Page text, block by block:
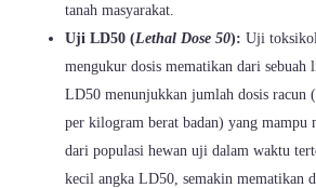
tanah masyarakat.
Uji LD50 (Lethal Dose 50): Uji
mengukur dosis mematikan dari sebuah
LD50 menunjukkan jumlah dosis racun
per kilogram berat badan) yang mampu
dari populasi hewan uji dalam waktu
kecil angka LD50, semakin mematikan